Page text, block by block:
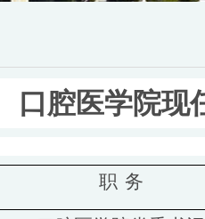
口腔医学院现
职 务